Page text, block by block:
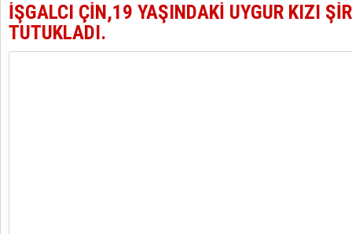
İŞGALCİ ÇİN,DOĞU TÜRKİSTAN’DA EN AZ 143 BİN
İŞGALCI ÇİN,19 YAŞINDAKİ UYGUR KIZI
TUTUKLADI.